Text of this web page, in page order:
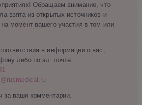
Обращаем внимание, что
взята из открытых источников и
момент вашего участия в том или
в информации о вас,
либо по эл. почте:
за ваши комментарии.